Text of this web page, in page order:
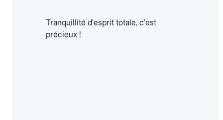
Tranquillité d'esprit totale, c'est
précieux !